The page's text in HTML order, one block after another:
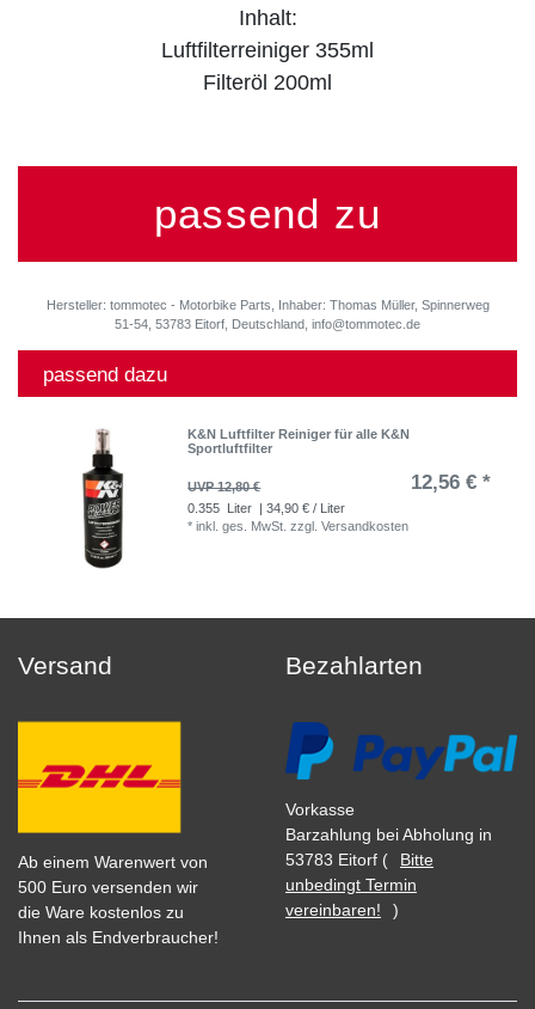
Inhalt:
Luftfilterreiniger 355ml
Filteröl 200ml
passend zu
Hersteller: tommotec - Motorbike Parts, Inhaber: Thomas Müller, Spinnerweg
51-54, 53783 Eitorf, Deutschland, info@tommotec.de
passend dazu
K&N Luftfilter Reiniger für alle K&N
Sportluftfilter
UVP 12,80 € 12,56 € *
0.355 Liter | 34,90 € / Liter
*inkl. ges. MwSt. zzgl.Versandkosten
Versand
Ab einem Warenwert von
500 Euro versenden wir
die Ware kostenlos zu
Ihnen als Endverbraucher!
Bezahlarten
Vorkasse
Barzahlung bei Abholung in
53783 Eitorf (
Bitte
unbedingt Termin
vereinbaren!
)